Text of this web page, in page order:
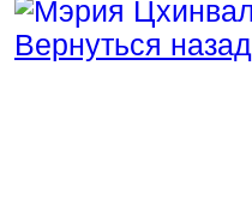
Вернуться назад